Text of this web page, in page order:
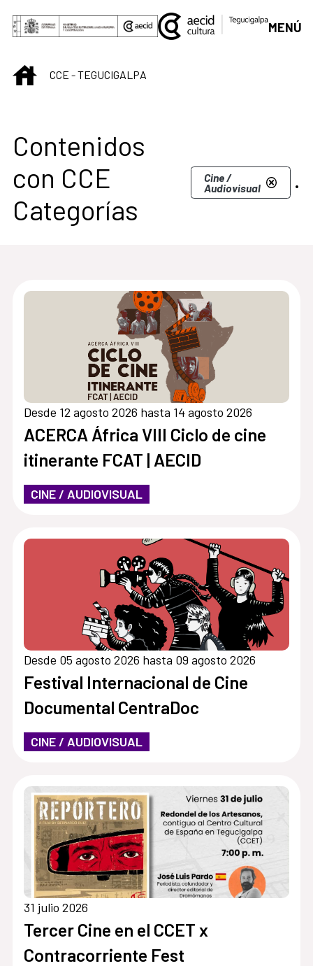
Saltar al contenido principal
MENÚ
INICIOCCE - TEGUCIGALPA
Centro Cultural de
Contenidos
con CCE
Categorías
Cine /
Audiovisual .
Desde 12 agosto 2026 hasta 14 agosto 2026
ACERCA África VIII Ciclo de cine
itinerante FCAT | AECID
CINE / AUDIOVISUAL
Desde 05 agosto 2026 hasta 09 agosto 2026
Festival Internacional de Cine
Documental CentraDoc
CINE / AUDIOVISUAL
31 julio 2026
Tercer Cine en el CCET x
Contracorriente Fest